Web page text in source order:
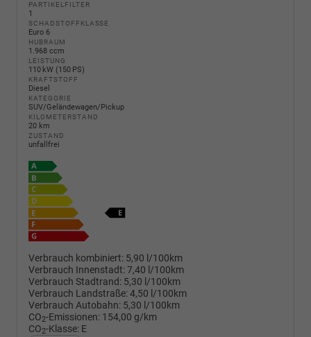
PARTIKELFILTER
1
SCHADSTOFFKLASSE
Euro 6
HUBRAUM
1.968 ccm
LEISTUNG
110 kW (150 PS)
KRAFTSTOFF
Diesel
KATEGORIE
SUV/Geländewagen/Pickup
KILOMETERSTAND
20 km
ZUSTAND
unfallfrei
Verbrauch kombiniert: 5,90 l/100km
Verbrauch Innenstadt:7,40 l/100km
Verbrauch Stadtrand: 5,30 l/100km
Verbrauch Landstraße:4,50 l/100km
Verbrauch Autobahn: 5,30 l/100km
CO2-Emissionen: 154,00 g/km
CO2-Klasse: E